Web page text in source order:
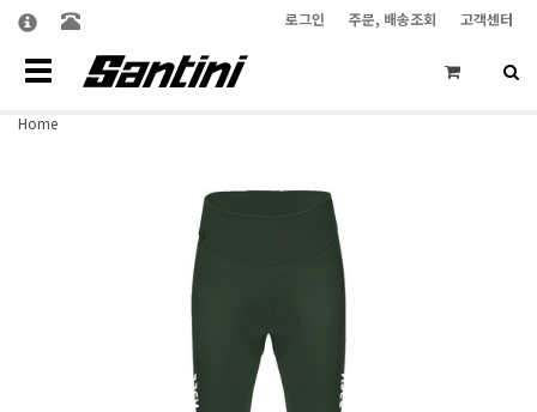
로그인 주문, 배송조회 고객센터
Toggle
navigation
Home